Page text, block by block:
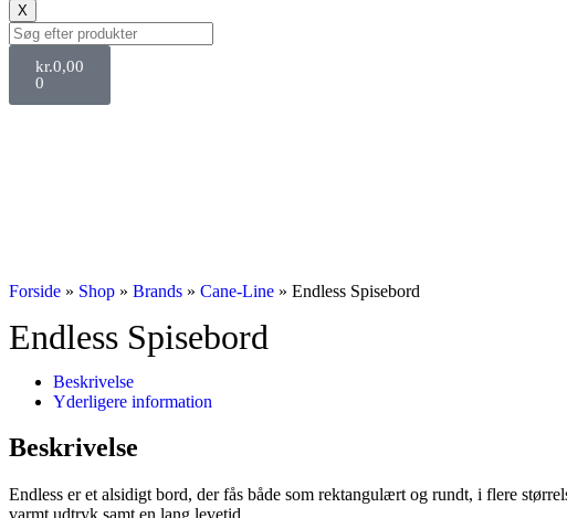
X
kr.0,00
0
Forside » Shop » Brands » Cane-Line » Endless Spisebord
Endless Spisebord
Beskrivelse
Yderligere information
Beskrivelse
Endless er et alsidigt bord, der fås både som rektangulært og rundt, i flere